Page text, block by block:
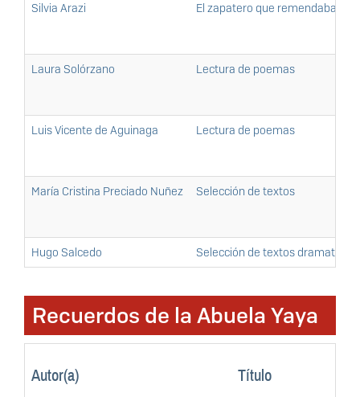
Silvia Arazi El zapatero que remendaba
Laura Solórzano Lectura de poemas
Luis Vicente de Aguinaga Lectura de poemas
María Cristina Preciado Nuñez Selección de textos
Hugo Salcedo Selección de textos
Recuerdos de la Abuela Yaya
Autor(a) Título